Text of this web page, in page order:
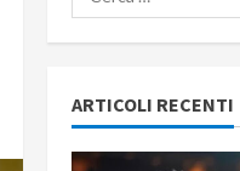
per:
ARTICOLI RECENTI